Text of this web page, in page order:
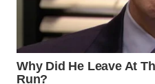
WN
TAPANULI
SELATAN